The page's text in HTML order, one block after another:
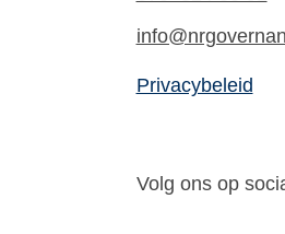
Privacybeleid
Volg ons op